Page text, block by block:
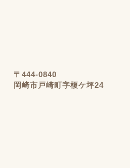
〒444-0840
岡崎市戸崎町字榎ケ坪24